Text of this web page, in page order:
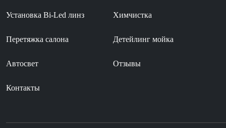
Установка Bi-Led линз Химчистка
Перетяжка салона Детейлинг мойка
Автосвет Отзывы
Контакты